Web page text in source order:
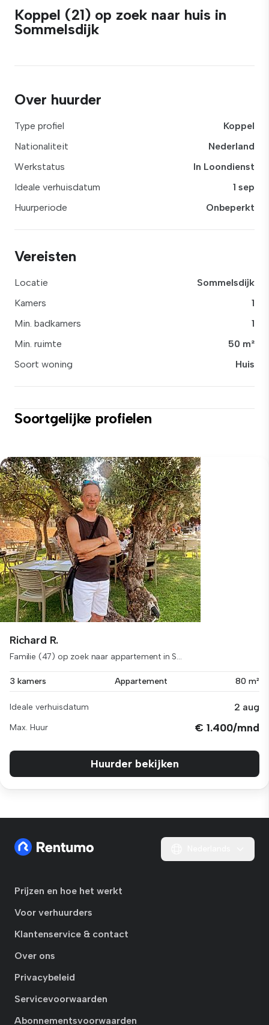
Koppel (21) op zoek naar huis in
Sommelsdijk
Over huurder
Type profiel
Koppel
Nationaliteit
Nederland
Werkstatus
In Loondienst
Ideale verhuisdatum
1 sep
Huurperiode
Onbeperkt
Vereisten
Locatie
Sommelsdijk
Kamers
1
Min. badkamers
1
Min. ruimte
50 m²
Soort woning
Huis
Soortgelijke profielen
Richard R.
Familie (47) op zoek naar appartement in S...
3 kamers Appartement 80 m²
Ideale verhuisdatum 2 aug
Max. Huur € 1.400/mnd
Huurder bekijken
Prijzen en hoe het werkt
Voor verhuurders
Klantenservice & contact
Over ons
Privacybeleid
Servicevoorwaarden
Abonnementsvoorwaarden